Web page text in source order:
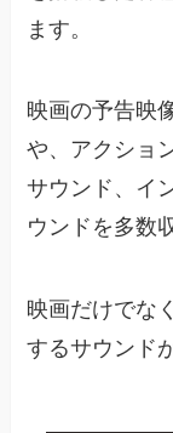
ます。
映画の予告映
や、アクショ
サウンド、イ
ウンドを多数
映画だけでな
するサウンド